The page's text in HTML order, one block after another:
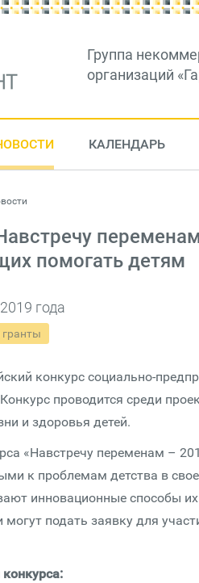
Группа
организаций
КАЛЕНДАРЬ
помогать детям
года
конкурс социально-
проводится среди
и здоровья детей.
«Навстречу переменам –
к проблемам детства в
инновационные способы
могут подать заявку для